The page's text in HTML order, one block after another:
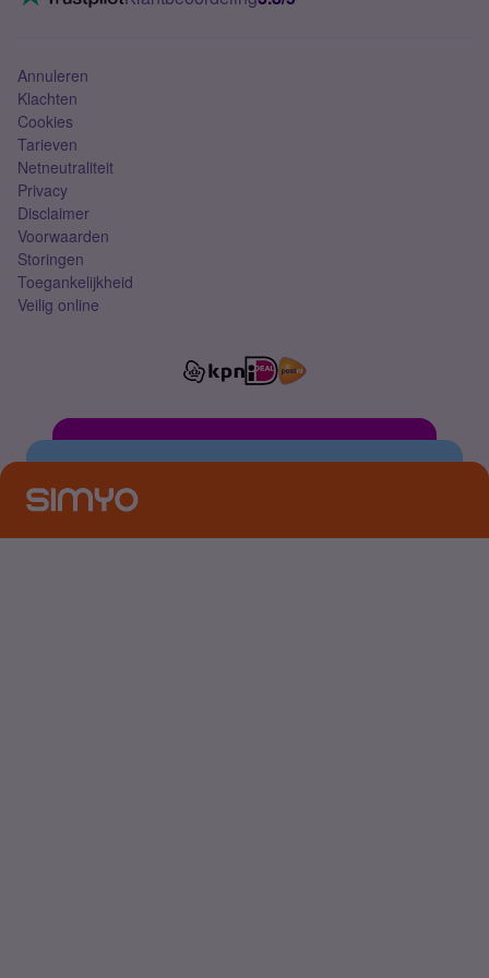
Mobiel abonnement
Annuleren
Klachten
Cookies
Tarieven
Netneutraliteit
Privacy
Disclaimer
Voorwaarden
Storingen
Toegankelijkheid
Veilig online